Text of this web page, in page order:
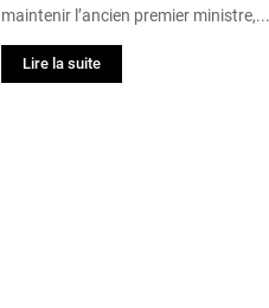
maintenir l’ancien premier ministre,...
Lire la suite